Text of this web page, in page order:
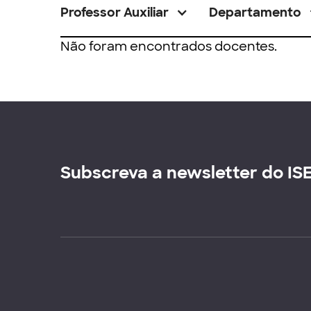
Professor Auxiliar Departamento
Não foram encontrados docentes.
Subscreva a newsletter do